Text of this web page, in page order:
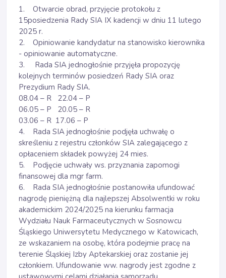
1. Otwarcie obrad, przyjęcie protokołu z
15posiedzenia Rady SIA IX kadencji w dniu 11 lutego
2025 r.
2. Opiniowanie kandydatur na stanowisko kierownika
- opiniowanie automatyczne.
3. Rada SIA jednogłośnie przyjęła propozycję
kolejnych terminów posiedzeń Rady SIA oraz
Prezydium Rady SIA.
08.04 – R 22.04 – P
06.05 – P 20.05 – R
03.06 – R 17.06 – P
4. Rada SIA jednogłośnie podjęła uchwałę o
skreśleniu z rejestru członków SIA zalegającego z
opłaceniem składek powyżej 24 mies.
5. Podjęcie uchwały ws. przyznania zapomogi
finansowej dla mgr farm.
6. Rada SIA jednogłośnie postanowiła ufundować
nagrodę pieniężną dla najlepszej Absolwentki w roku
akademickim 2024/2025 na kierunku farmacja
Wydziału Nauk Farmaceutycznych w Sosnowcu
Śląskiego Uniwersytetu Medycznego w Katowicach,
ze wskazaniem na osobę, która podejmie pracę na
terenie Śląskiej Izby Aptekarskiej oraz zostanie jej
członkiem. Ufundowanie ww. nagrody jest zgodne z